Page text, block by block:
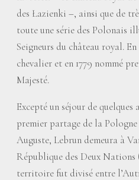
des Łazienki –, ainsi que de
toute une série des Polonais
Seigneurs du château royal.
chevalier et en 1779 nommé
Majesté.
Excepté un séjour de quelques
premier partage de la
Auguste, Lebrun demeura à
République des Deux
territoire fut divisé entre